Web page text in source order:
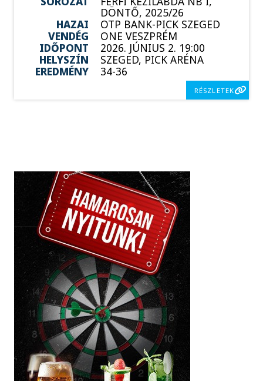
DÖNTŐ, 2025/26
HAZAI
OTP BANK-PICK SZEGED
VENDÉG
ONE VESZPRÉM
IDŐPONT
2026. JÚNIUS 2. 19:00
HELYSZÍN
SZEGED, PICK ARÉNA
EREDMÉNY
34-36
RÉSZLETEK